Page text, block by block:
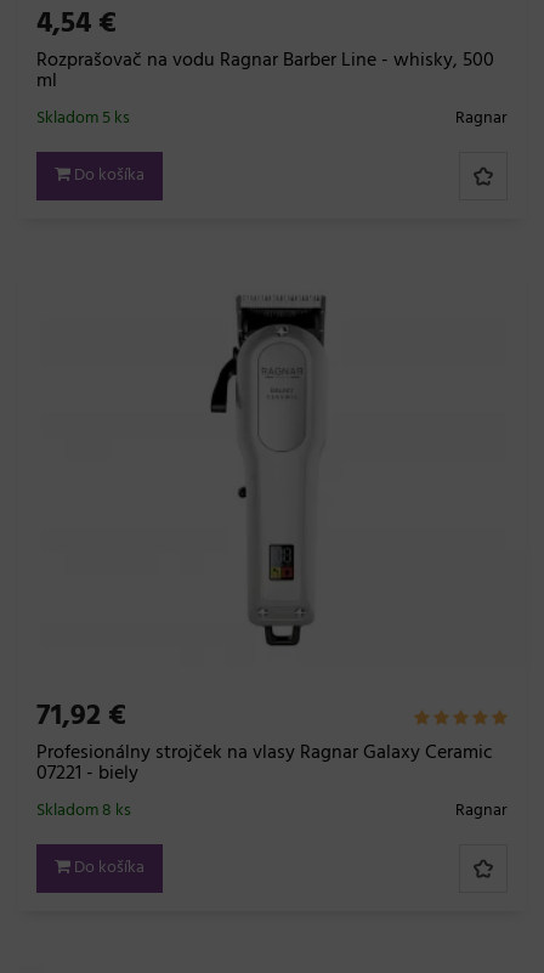
4,54 €
Rozprašovač na vodu Ragnar Barber Line - whisky, 500
ml
Ragnar
Skladom 5 ks
Do košíka
71,92 €
Profesionálny strojček na vlasy Ragnar Galaxy Ceramic
07221 - biely
Ragnar
Skladom 8 ks
Do košíka